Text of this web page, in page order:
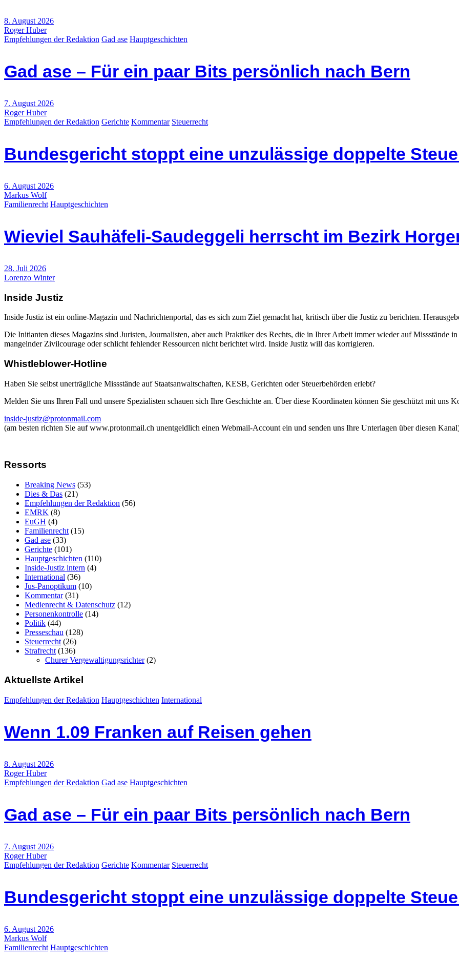
8. August 2026
Roger Huber
Empfehlungen der Redaktion Gad ase Hauptgeschichten
Gad ase – Für ein paar Bits persönlich nach Bern
7. August 2026
Roger Huber
Empfehlungen der Redaktion Gerichte Kommentar Steuerrecht
Bundesgericht stoppt eine unzulässige doppelte
6. August 2026
Markus Wolf
Familienrecht Hauptgeschichten
Wieviel Sauhäfeli-Saudeggeli herrscht im Bezirk
28. Juli 2026
Lorenzo Winter
Inside Justiz
Inside Justiz ist ein online-Magazin und Nachrichtenportal, das es sich zum Ziel gemacht hat, kritisch über die Justiz zu berichten.
Die Initianten dieses Magazins sind Juristen, Journalisten, aber auch Praktiker des Rechts, die in Ihrer Arbeit immer wieder auf Missstände
mangelnder Zivilcourage oder schlicht fehlender Ressourcen nicht berichtet wird. Inside Justiz will das korrigieren.
Whistleblower-Hotline
Haben Sie selbst unerträgliche Missstände auf Staatsanwaltschaften, KESB, Gerichten oder Steuerbehörden erlebt?
Melden Sie uns Ihren Fall und unsere Spezialisten schauen sich Ihre Geschichte an. Über diese Koordinaten können Sie geschützt mit uns
inside-justiz@protonmail.com
(am besten richten Sie auf www.protonmail.ch unentgeldlich einen Webmail-Account ein und senden uns Ihre Unterlagen über diesen
Ressorts
Breaking News (53)
Dies & Das (21)
Empfehlungen der Redaktion (56)
EMRK (8)
EuGH (4)
Familienrecht (15)
Gad ase (33)
Gerichte (101)
Hauptgeschichten (110)
Inside-Justiz intern (4)
International (36)
Jus-Panoptikum (10)
Kommentar(31)
Medienrecht & Datenschutz (12)
Personenkontrolle (14)
Politik (44)
Presseschau (128)
Steuerrecht (26)
Strafrecht (136)
Churer Vergewaltigungsrichter(2)
Aktuellste Artikel
Empfehlungen der Redaktion Hauptgeschichten International
Wenn 1.09 Franken auf Reisen gehen
8. August 2026
Roger Huber
Empfehlungen der Redaktion Gad ase Hauptgeschichten
Gad ase – Für ein paar Bits persönlich nach Bern
7. August 2026
Roger Huber
Empfehlungen der Redaktion Gerichte Kommentar Steuerrecht
Bundesgericht stoppt eine unzulässige doppelte
6. August 2026
Markus Wolf
Familienrecht Hauptgeschichten